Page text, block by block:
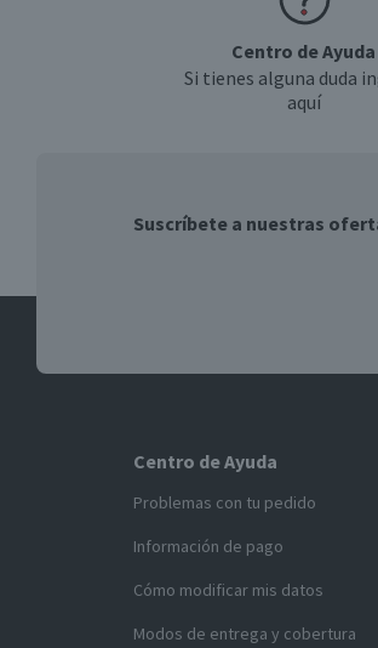
Centro de Ayuda
Si tienes alguna duda
aquí
Suscríbete a nuestras
Centro de Ayuda
Problemas con tu pedido
Información de pago
Cómo modificar mis datos
Modos de entrega y cobertura